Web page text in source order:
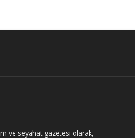
ve seyahat gazetesi olarak,